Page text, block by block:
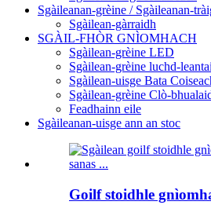
Sgàileanan-grèine / Sgàileanan-
Sgàilean-gàrraidh
SGÀIL-FHÒR GNÌOMHACH
Sgàilean-grèine LED
Sgàilean-grèine luchd-
Sgàilean-uisge Bata
Sgàilean-grèine Clò-
Feadhainn eile
Sgàileanan-uisge ann an stoc
Goilf stoidhle